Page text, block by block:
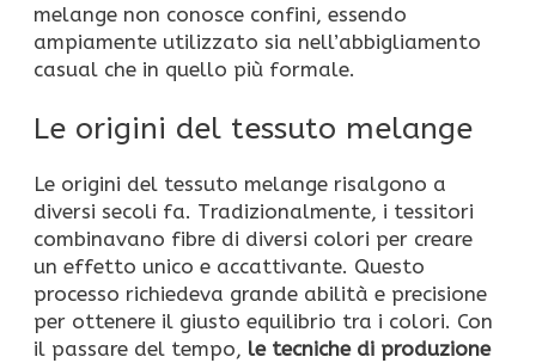
melange non conosce confini, essendo
ampiamente utilizzato sia nell’abbigliamento
casual che in quello più formale.
Le origini del tessuto melange
Le origini del tessuto melange risalgono a
diversi secoli fa. Tradizionalmente, i tessitori
combinavano fibre di diversi colori per creare
un effetto unico e accattivante. Questo
processo richiedeva grande abilità e precisione
per ottenere il giusto equilibrio tra i colori. Con
il passare del tempo, le tecniche di produzione